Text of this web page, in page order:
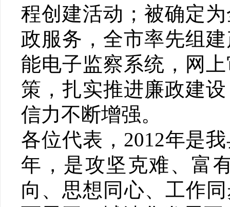
程创建活动；被确定
政服务，全市率先组
能电子监察系统，网
策，扎实推进廉政建
信力不断增强。
各位代表，2012年是
年，是攻坚克难、富
向、思想同心、工作